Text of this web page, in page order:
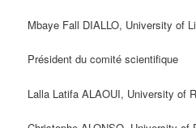
Mbaye Fall DIALLO, University of
Président du comité scientifique
Lalla Latifa ALAOUI, University of